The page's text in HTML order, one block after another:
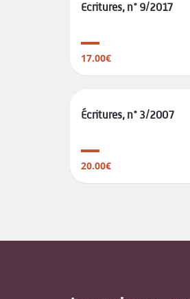
Ecritures, n° 9/2017
17.00€
Écritures, n° 3/2007
20.00€